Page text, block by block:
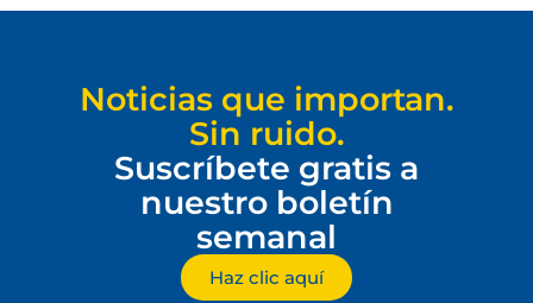
Noticias que importan.
Sin ruido.
Suscríbete gratis a
nuestro boletín
semanal
Haz clic aquí